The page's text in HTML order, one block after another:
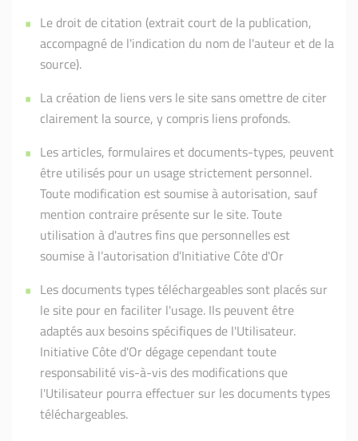
Le droit de citation (extrait court de la publication,
accompagné de l'indication du nom de l'auteur et de la
source).
La création de liens vers le site sans omettre de citer
clairement la source, y compris liens profonds.
Les articles, formulaires et documents-types, peuvent
être utilisés pour un usage strictement personnel.
Toute modification est soumise à autorisation, sauf
mention contraire présente sur le site. Toute
utilisation à d'autres fins que personnelles est
soumise à l’autorisation d’Initiative Côte d'Or
Les documents types téléchargeables sont placés sur
le site pour en faciliter l'usage. Ils peuvent être
adaptés aux besoins spécifiques de l'Utilisateur.
Initiative Côte d'Or dégage cependant toute
responsabilité vis-à-vis des modifications que
l'Utilisateur pourra effectuer sur les documents types
téléchargeables.